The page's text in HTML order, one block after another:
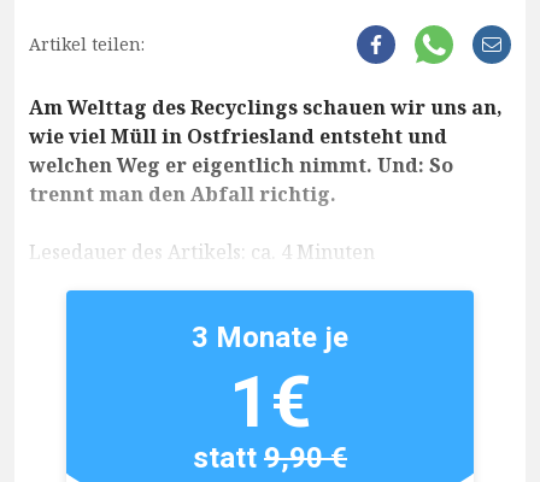
Artikel teilen:
Am Welttag des Recyclings schauen wir uns an,
wie viel Müll in Ostfriesland entsteht und
welchen Weg er eigentlich nimmt. Und: So
trennt man den Abfall richtig.
Lesedauer des Artikels: ca. 4 Minuten
3 Monate je
1€
statt9,90 €